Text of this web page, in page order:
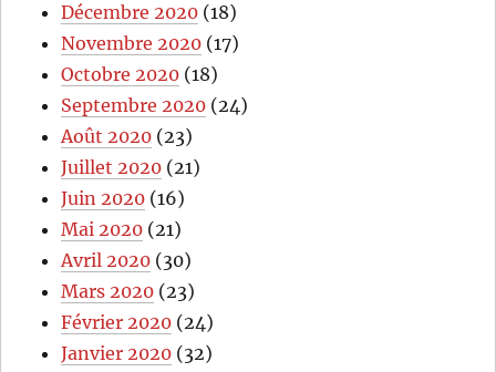
Décembre 2020 (18)
Novembre 2020 (17)
Octobre 2020 (18)
Septembre 2020 (24)
Août 2020 (23)
Juillet 2020 (21)
Juin 2020 (16)
Mai 2020 (21)
Avril 2020 (30)
Mars 2020 (23)
Février 2020 (24)
Janvier 2020 (32)